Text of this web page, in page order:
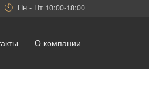
Пн - Пт 10:00-18:00
О компании